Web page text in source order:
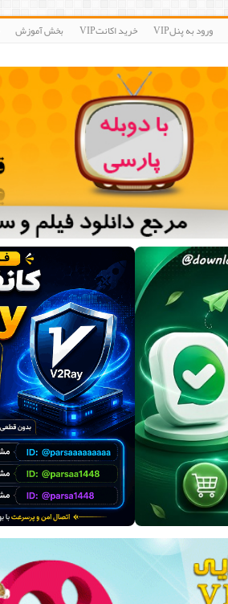
ورود به پنلVIP خرید اکانتVIP بخش آموزش